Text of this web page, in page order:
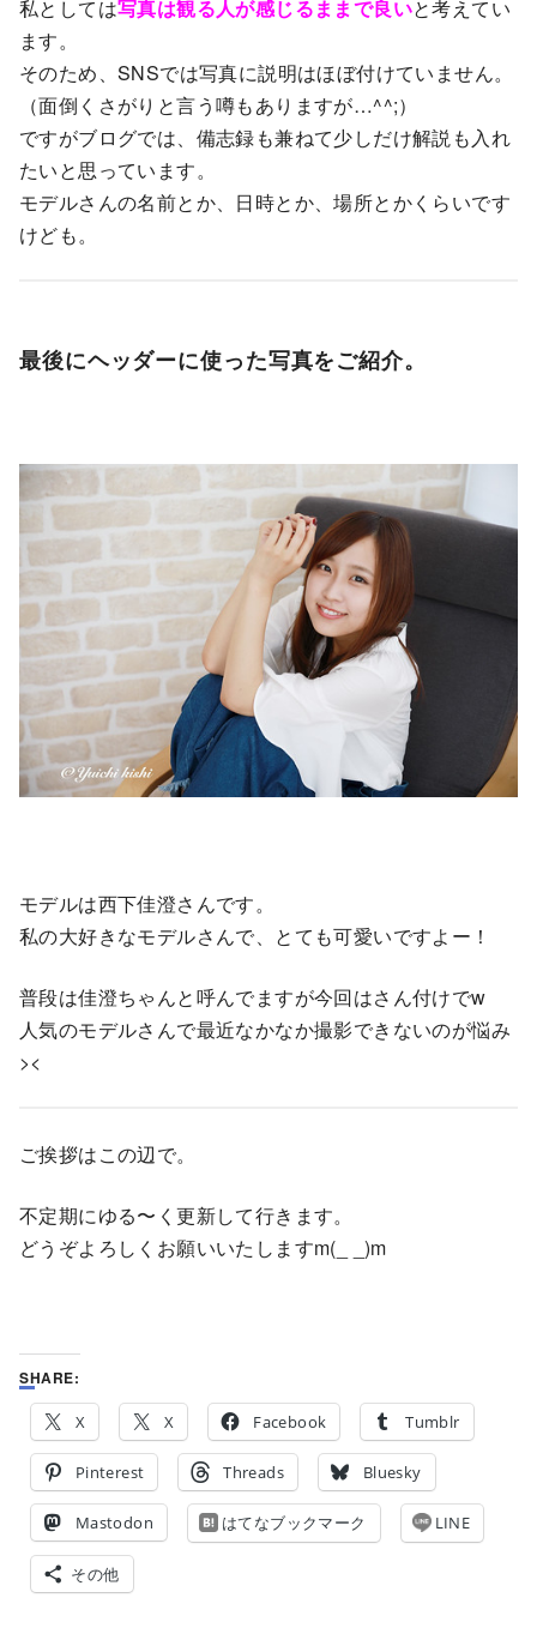
私としては写真は観る人が感じるままで良いと考えてい
ます。
そのため、SNSでは写真に説明はほぼ付けていません。
（面倒くさがりと言う噂もありますが…^^;）
ですがブログでは、備志録も兼ねて少しだけ解説も入れ
たいと思っています。
モデルさんの名前とか、日時とか、場所とかくらいです
けども。
最後にヘッダーに使った写真をご紹介。
モデルは西下佳澄さんです。
私の大好きなモデルさんで、とても可愛いですよー！
普段は佳澄ちゃんと呼んでますが今回はさん付けでw
人気のモデルさんで最近なかなか撮影できないのが悩み
><
ご挨拶はこの辺で。
不定期にゆる〜く更新して行きます。
どうぞよろしくお願いいたしますm(_ _)m
SHARE:
X X Facebook Tumblr
Pinterest Threads Bluesky
Mastodon はてなブックマーク LINE
その他